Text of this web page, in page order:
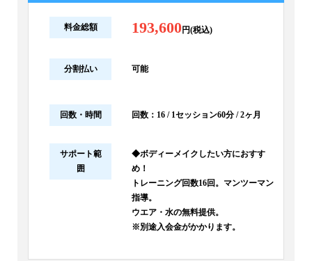
料金総額 193,600円(税込)
分割払い 可能
回数・時間 回数：16 / 1セッション60分 / 2ヶ月
サポート範
囲
◆ボディーメイクしたい方におすす
め！
トレーニング回数16回。マンツーマン
指導。
ウエア・水の無料提供。
※別途入会金がかかります。